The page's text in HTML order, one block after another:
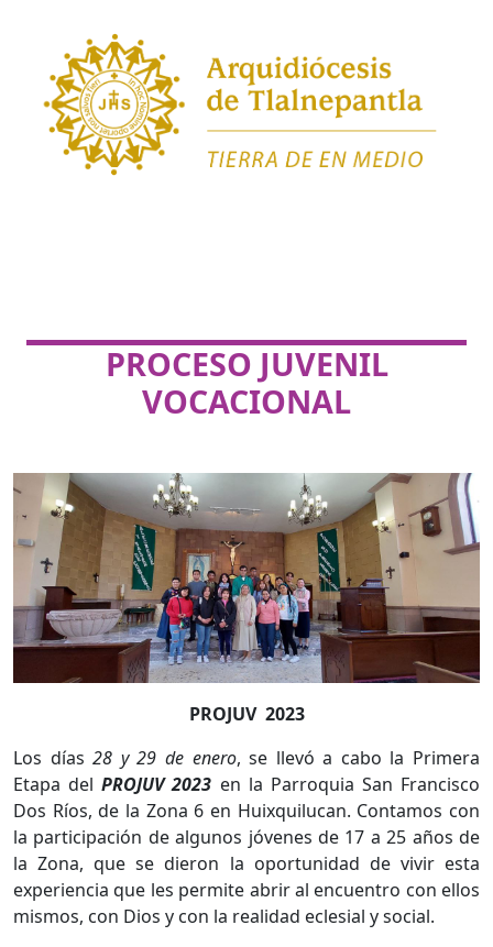
PROCESO JUVENIL
VOCACIONAL
PROJUV 2023
Los días28 y 29 de enero, se llevó a cabo la Primera
Etapa delPROJUV 2023 en la Parroquia San Francisco
Dos Ríos, de la Zona 6 en Huixquilucan. Contamos con
la participación de algunos jóvenes de 17 a 25 años de
la Zona, que se dieron la oportunidad de vivir esta
experiencia que les permite abrir al encuentro con ellos
mismos, con Dios y con la realidad eclesial y social.